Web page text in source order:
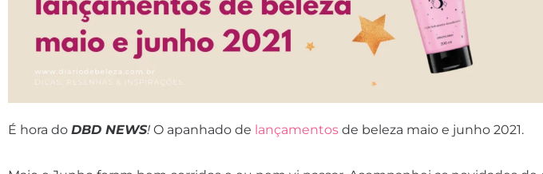
É hora do DBD NEWS! O apanhado de lançamentos de beleza maio e junho 2021.